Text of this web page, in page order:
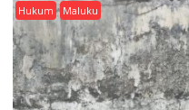
Hukum Maluku